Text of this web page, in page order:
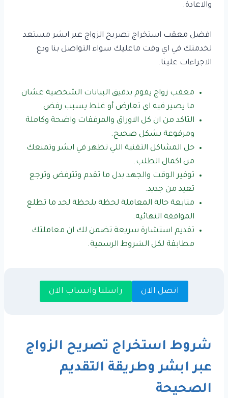
والاعادة.
افضل معقب استخراج تصريح الزواج عبر ابشر مستعد
لخدمتك في اي وقت ماعليك سواء التواصل بنا ودع
الاجراءات علينا.
معقب زواج يقوم بدقيق البيانات الشخصية عشان
ما يصير فيه اي تعارض أو غلط يسبب رفض.
التاكد من ان كل الاوراق والمرفقات واضحة وكاملة
ومرفوعة بشكل صحيح.
حل المشاكل التقنية اللي تظهر في ابشر وتمنعك
من اكمال الطلب.
توفير الوقت والجهد بدل ما تقدم وتترفض وترجع
تعيد من جديد.
متابعة حالة المعاملة لحظة بلحظة لحد ما تطلع
الموافقة النهائية.
تقديم استشارة سريعة تضمن لك ان معاملتك
مطابقة لكل الشروط الرسمية.
اتصل الان راسلنا واتساب الان
شروط استخراج تصريح الزواج
عبر ابشر وطريقة التقديم
الصحيحة